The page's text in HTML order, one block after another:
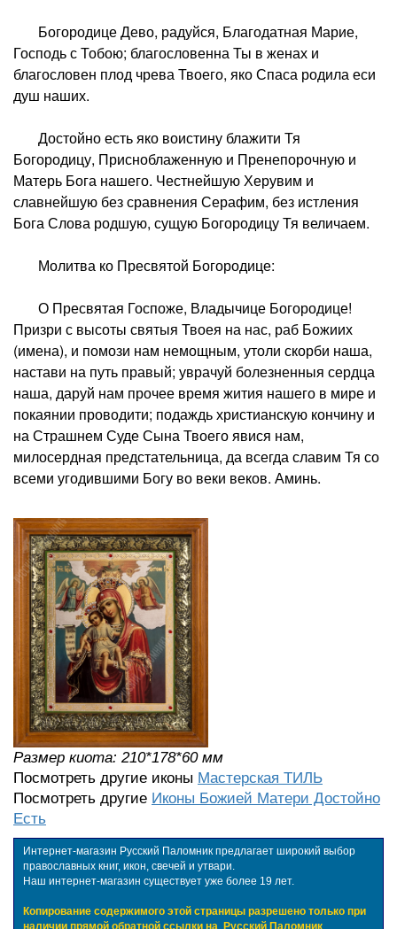
Богородице Дево, радуйся, Благодатная Марие,
Господь с Тобою; благословенна Ты в женах и
благословен плод чрева Твоего, яко Спаса родила еси
душ наших.
Достойно есть яко воистину блажити Тя
Богородицу, Присноблаженную и Пренепорочную и
Матерь Бога нашего. Честнейшую Херувим и
славнейшую без сравнения Серафим, без истления
Бога Слова родшую, сущую Богородицу Тя величаем.
Молитва ко Пресвятой Богородице:
О Пресвятая Госпоже, Владычице Богородице!
Призри с высоты святыя Твоея на нас, раб Божиих
(имена), и помози нам немощным, утоли скорби наша,
настави на путь правый; уврачуй болезненныя сердца
наша, даруй нам прочее время жития нашего в мире и
покаянии проводити; подаждь христианскую кончину и
на Страшнем Суде Сына Твоего явися нам,
милосердная предстательница, да всегда славим Тя со
всеми угодившими Богу во веки веков. Аминь.
Размер киота: 210*178*60 мм
Посмотреть другие иконы Мастерская ТИЛЬ
Посмотреть другие Иконы Божией Матери Достойно
Есть
Интернет-магазин Русский Паломник предлагает широкий выбор
православных книг, икон, свечей и утвари.
Наш интернет-магазин существует уже более 19 лет.
Копирование содержимого этой страницы разрешено только при
наличии прямой обратной ссылки на
Русский Паломник